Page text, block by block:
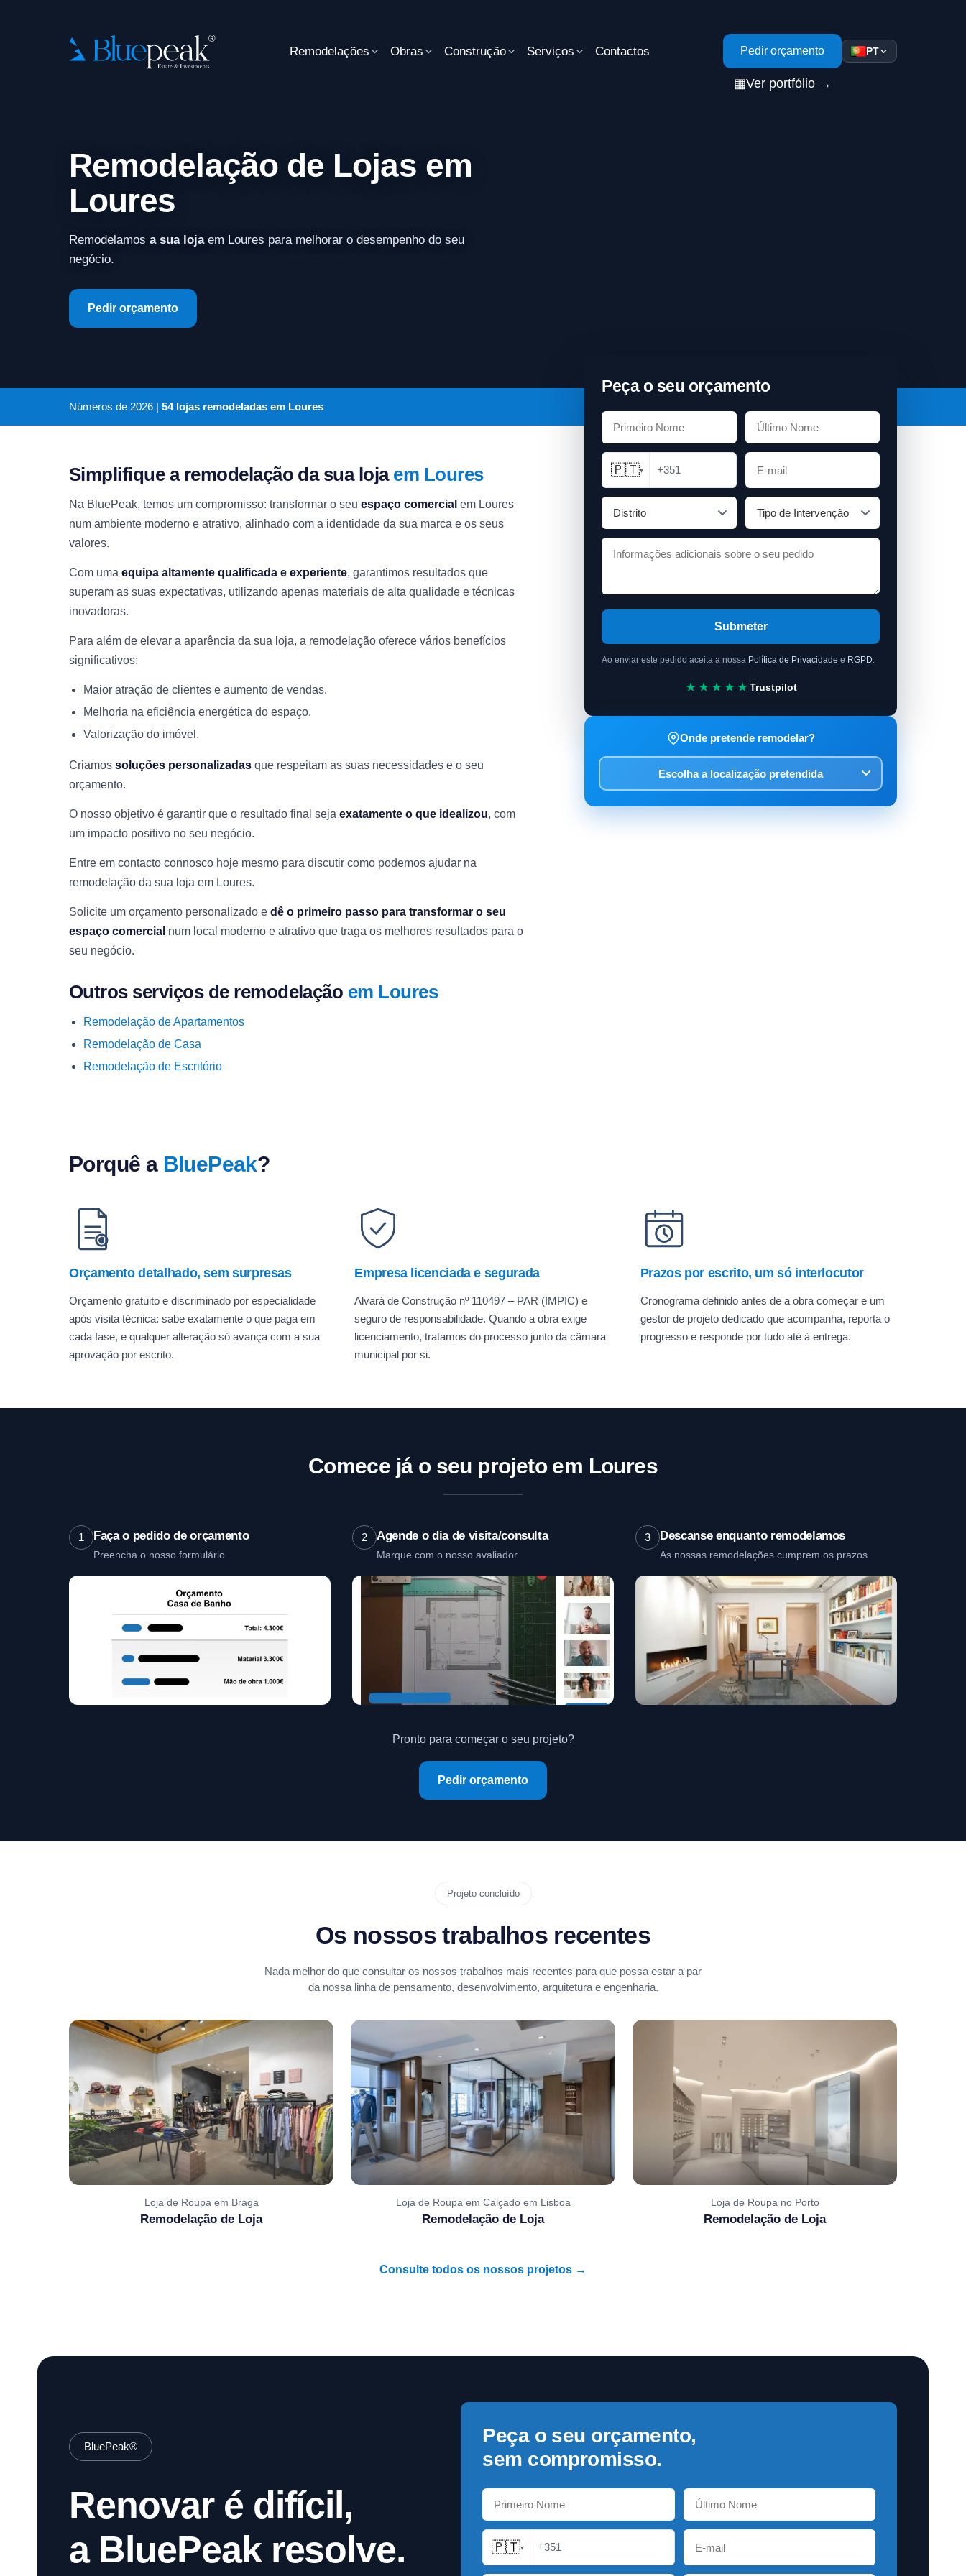
Remodelações Obras Construção Serviços Contactos Pedir orçamento
▦Ver portfólio →
PT
Remodelação de Lojas em
Loures
Remodelamos a sua lojaem Loures para melhorar o desempenho do seu
negócio.
Pedir orçamento
Números de 2026 | 54 lojas remodeladas em Loures
Simplifique a remodelação da sua loja em Loures
Na BluePeak, temos um compromisso: transformar o seu espaço comercial em Loures
num ambiente moderno e atrativo, alinhado com a identidade da sua marca e os seus
valores.
Com uma equipa altamente qualificada e experiente, garantimos resultados que
superam as suas expectativas, utilizando apenas materiais de alta qualidade e técnicas
inovadoras.
Para além de elevar a aparência da sua loja, a remodelação oferece vários benefícios
significativos:
Maior atração de clientes e aumento de vendas.
Melhoria na eficiência energética do espaço.
Valorização do imóvel.
Criamos soluções personalizadas que respeitam as suas necessidades e o seu
orçamento.
O nosso objetivo é garantir que o resultado final seja exatamente o que idealizou, com
um impacto positivo no seu negócio.
Entre em contacto connosco hoje mesmo para discutir como podemos ajudar na
remodelação da sua loja em Loures.
Solicite um orçamento personalizado e dê o primeiro passo para transformar o seu
espaço comercial num local moderno e atrativo que traga os melhores resultados para o
seu negócio.
Outros serviços de remodelação em Loures
Remodelação de Apartamentos
Remodelação de Casa
Remodelação de Escritório
Peça o seu orçamento
🇵🇹▾ +351
Submeter
Ao enviar este pedido aceita a nossa Política de Privacidade e RGPD
★★★★★Trustpilot
Onde pretende remodelar?
Porquê a BluePeak?
Orçamento detalhado, sem surpresas
Orçamento gratuito e discriminado por especialidade
após visita técnica: sabe exatamente o que paga em
cada fase, e qualquer alteração só avança com a sua
aprovação por escrito.
Empresa licenciada e segurada
Alvará de Construção nº 110497 – PAR (IMPIC) e
seguro de responsabilidade. Quando a obra exige
licenciamento, tratamos do processo junto da câmara
municipal por si.
Prazos por escrito, um só interlocutor
Cronograma definido antes de a obra começar e um
gestor de projeto dedicado que acompanha, reporta o
progresso e responde por tudo até à entrega.
Comece já o seu projeto em Loures
1 Faça o pedido de orçamento
Preencha o nosso formulário
2 Agende o dia de visita/consulta
Marque com o nosso avaliador
3 Descanse enquanto remodelamos
As nossas remodelações cumprem os prazos
Pronto para começar o seu projeto?
Pedir orçamento
Projeto concluído
Os nossos trabalhos recentes
Nada melhor do que consultar os nossos trabalhos mais recentes para que possa estar a par
da nossa linha de pensamento, desenvolvimento, arquitetura e engenharia.
Loja de Roupa em Braga
Remodelação de Loja
Loja de Roupa em Calçado em Lisboa
Remodelação de Loja
Loja de Roupa no Porto
Remodelação de Loja
Consulte todos os nossos projetos →
BluePeak®
Renovar é difícil,
a BluePeak resolve.
Peça o seu orçamento,
sem compromisso.
🇵🇹▾ +351